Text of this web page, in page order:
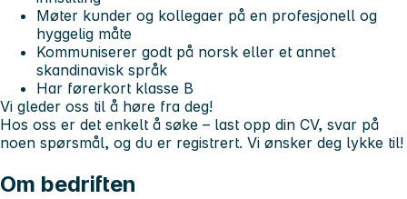
Møter kunder og kollegaer på en profesjonell og
hyggelig måte
Kommuniserer godt på norsk eller et annet
skandinavisk språk
Har førerkort klasse B
Vi gleder oss til å høre fra deg!
Hos oss er det enkelt å søke – last opp din CV, svar på
noen spørsmål, og du er registrert. Vi ønsker deg lykke til!
Om bedriften